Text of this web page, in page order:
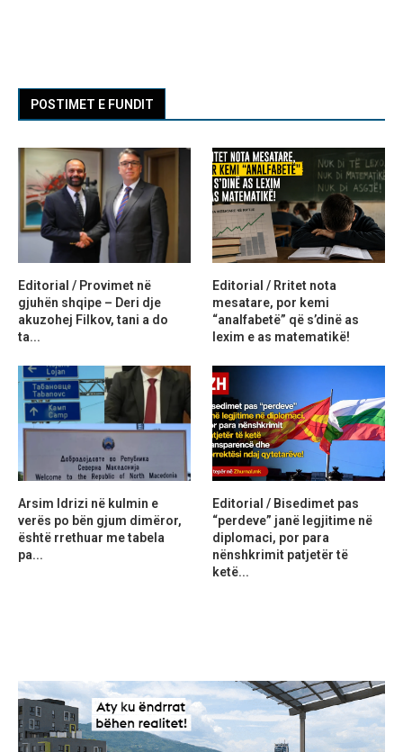
POSTIMET E FUNDIT
Editorial / Provimet në
gjuhën shqipe – Deri dje
akuzohej Filkov, tani a do
ta...
Editorial / Rritet nota
mesatare, por kemi
“analfabetë” që s’dinë as
lexim e as matematikë!
Arsim Idrizi në kulmin e
verës po bën gjum dimëror,
është rrethuar me tabela
pa...
Editorial / Bisedimet pas
“perdeve” janë legjitime në
diplomaci, por para
nënshkrimit patjetër të
ketë...